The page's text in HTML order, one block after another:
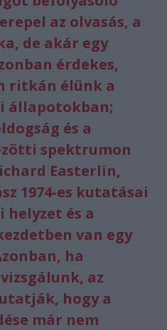
az olvasás, a
de akár egy
érdekes,
ritkán élünk a
állapotokban;
és a
spektrumon
Easterlin,
1974-es kutatásai
helyzet és a
van egy
ha
az
hogy a
már nem